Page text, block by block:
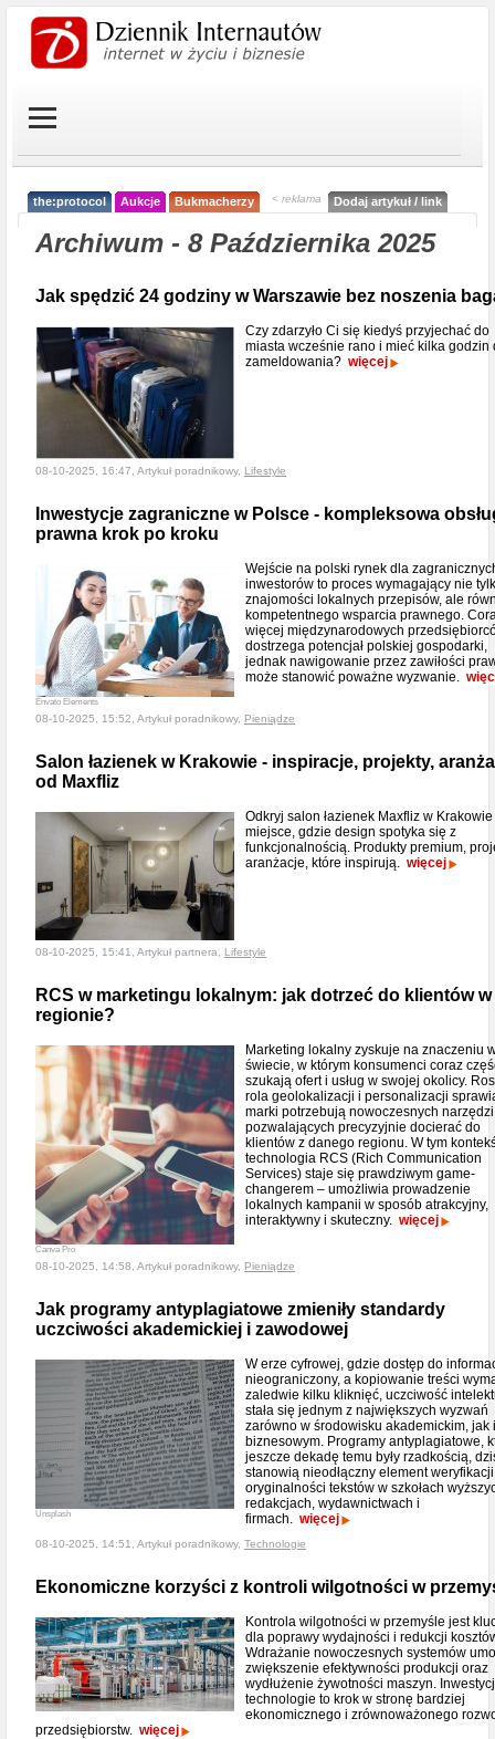
the:protocol Aukcje Bukmacherzy < reklama Dodaj artykuł / link
Archiwum - 8 Października 2025
Jak spędzić 24 godziny w Warszawie bez noszenia
Czy zdarzyło Ci się kiedyś przyjechać do
miasta wcześnie rano i mieć kilka godzin
zameldowania? więcej
08-10-2025, 16:47, Artykuł poradnikowy, Lifestyle
Inwestycje zagraniczne w Polsce - kompleksowa
prawna krok po kroku
Envato Elements
Wejście na polski rynek dla
inwestorów to proces wymagający nie
znajomości lokalnych przepisów, ale
kompetentnego wsparcia prawnego.
więcej międzynarodowych
dostrzega potencjał polskiej gospodarki,
jednak nawigowanie przez zawiłości
może stanowić poważne wyzwanie.
08-10-2025, 15:52, Artykuł poradnikowy, Pieniądze
Salon łazienek w Krakowie - inspiracje, projekty,
od Maxfliz
Odkryj salon łazienek Maxfliz w
miejsce, gdzie design spotyka się z
funkcjonalnością. Produkty premium,
aranżacje, które inspirują. więcej
08-10-2025, 15:41, Artykuł partnera, Lifestyle
RCS w marketingu lokalnym: jak dotrzeć do klientów w
regionie?
Canva Pro
Marketing lokalny zyskuje na znaczeniu
świecie, w którym konsumenci coraz
szukają ofert i usług w swojej okolicy.
rola geolokalizacji i personalizacji
marki potrzebują nowoczesnych narzędzi
pozwalających precyzyjnie docierać do
klientów z danego regionu. W tym
technologia RCS (Rich Communication
Services) staje się prawdziwym game-
changerem – umożliwia prowadzenie
lokalnych kampanii w sposób atrakcyjny,
interaktywny i skuteczny. więcej
08-10-2025, 14:58, Artykuł poradnikowy, Pieniądze
Jak programy antyplagiatowe zmieniły standardy
uczciwości akademickiej i zawodowej
Unsplash
W erze cyfrowej, gdzie dostęp do
nieograniczony, a kopiowanie treści
zaledwie kilku kliknięć, uczciwość
stała się jednym z największych wyzwań
zarówno w środowisku akademickim, jak i
biznesowym. Programy antyplagiatowe,
jeszcze dekadę temu były rzadkością,
stanowią nieodłączny element weryfikacji
oryginalności tekstów w szkołach
redakcjach, wydawnictwach i
firmach. więcej
08-10-2025, 14:51, Artykuł poradnikowy, Technologie
Ekonomiczne korzyści z kontroli wilgotności w
Kontrola wilgotności w przemyśle jest
dla poprawy wydajności i redukcji
Wdrażanie nowoczesnych systemów
zwiększenie efektywności produkcji oraz
wydłużenie żywotności maszyn.
technologie to krok w stronę bardziej
ekonomicznego i zrównoważonego
przedsiębiorstw. więcej